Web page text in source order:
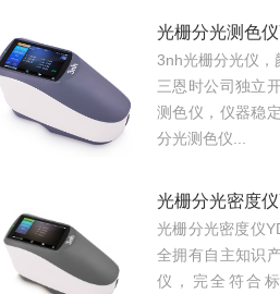
光栅分光测色
3nh光栅分光仪，
三恩时公司独立
测色仪，仪器稳
分光测色仪...
光栅分光密度
光栅分光密度仪
全拥有自主知识
仪，完全符合